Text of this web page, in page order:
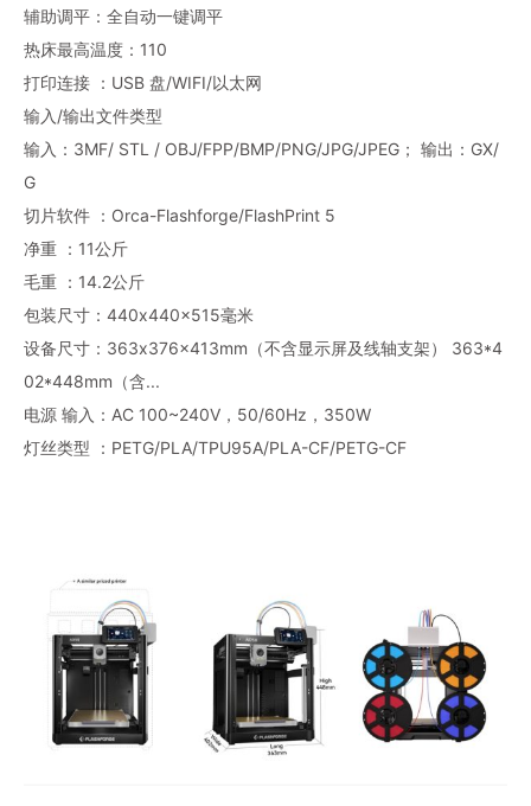
辅助调平：全自动一键调平
热床最高温度：110
打印连接 ：USB 盘/WIFI/以太网
输入/输出文件类型
输入：3MF/ STL / OBJ/FPP/BMP/PNG/JPG/JPEG； 输出：GX/
G
切片软件 ：Orca-Flashforge/FlashPrint 5
净重 ：11公斤
毛重 ：14.2公斤
包装尺寸：440x440x515毫米
设备尺寸：363x376x413mm（不含显示屏及线轴支架） 363*4
02*448mm（含...
电源 输入：AC 100~240V，50/60Hz，350W
灯丝类型 ：PETG/PLA/TPU95A/PLA-CF/PETG-CF